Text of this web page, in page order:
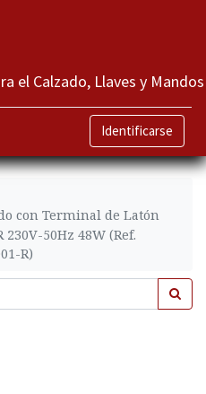
el Calzado, Llaves y Mandos
Identificarse
con Terminal de Latón
230V-50Hz 48W (Ref.
R)